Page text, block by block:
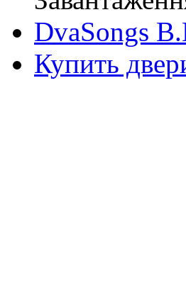
DvaSongs
Купить